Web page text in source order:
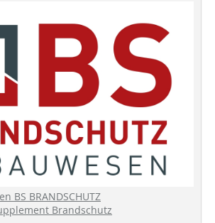
BS BRANDSCHUTZ
Brandschutz